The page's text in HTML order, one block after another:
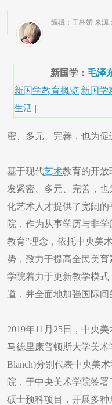
编辑：王林娇 来
新国学： 毛泽
新国学教育概览|新国学
生活 |
密、多元、完善，也为
基于现代艺术教育的开放
发紧密、多元、完善，
化艺术人才提供了宽阔
院，作为从事学历与非
教育”理念，依托中央美
势，致力于提高全民美
学院着力于更新教学模
道，并全面地加强国际间
2019年11月25日，中央
马德里康普顿斯大学美术
Blanch)分别代表中央美
院，于中央美术学院签
硕士预科项目，开展多